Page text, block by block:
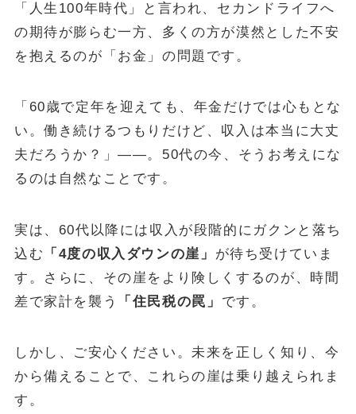
NEW
April 20, 2026 シニア
ヴィンテージウォッチを「資産」として持つという選択
April 13, 2026 シニア
POPULAR
October 1, 2024 お金
新NISA【月10万・20万・30万積立】20年後の資産額シミュレー
ションと年代別・目標別運用戦略(2025年最新)
「人生100年時代」と言われ、セカンドライフへ
の期待が膨らむ一方、多くの方が漠然とした不安
を抱えるのが「お金」の問題です。
「60歳で定年を迎えても、年金だけでは心もとな
い。働き続けるつもりだけど、収入は本当に大丈
夫だろうか？」——。50代の今、そうお考えにな
るのは自然なことです。
実は、60代以降には収入が段階的にガクンと落ち
込む
「4度の収入ダウンの崖」 が待ち受けていま
す。さらに、その崖をより険しくするのが、時間
差で家計を襲う
「住民税の罠」 です。
しかし、ご安心ください。未来を正しく知り、今
から備えることで、これらの崖は乗り越えられま
す。